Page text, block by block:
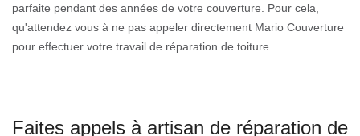
parfaite pendant des années de votre couverture. Pour cela,
qu'attendez vous à ne pas appeler directement Mario Couverture
pour effectuer votre travail de réparation de toiture.
Faites appels à artisan de réparation de